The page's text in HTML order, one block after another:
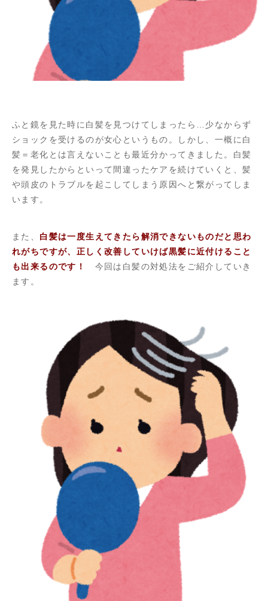
ふと鏡を見た時に白髪を見つけてしまったら…少なからず
ショックを受けるのが女心というもの。しかし、一概に白
髪＝老化とは言えないことも最近分かってきました。白髪
を発見したからといって間違ったケアを続けていくと、髪
や頭皮のトラブルを起こしてしまう原因へと繋がってしま
います。
また、 白髪は一度生えてきたら解消できないものだと思わ
れがちですが、正しく改善していけば黒髪に近付けること
も出来るのです！
今回は白髪の対処法をご紹介していき
ます。